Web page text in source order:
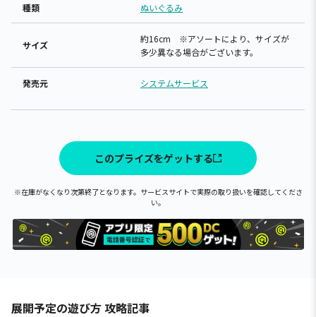
種類 ぬいぐるみ
サイズ
約16cm ※アソートにより、サイズが
多少異なる場合がございます。
発売元 システムサービス
このプライズをゲットする
※在庫がなくなり次第終了となります。サービスサイトで実際の取り扱いを確認してくださ
い。
展開予定の遊び方 攻略記事